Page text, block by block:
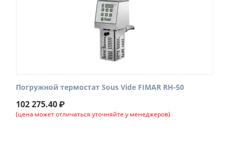
Погружной термостат Sous Vide FIMAR RH‑50
102 275.40₽
(цена может отличаться уточняйте у менеджеров)